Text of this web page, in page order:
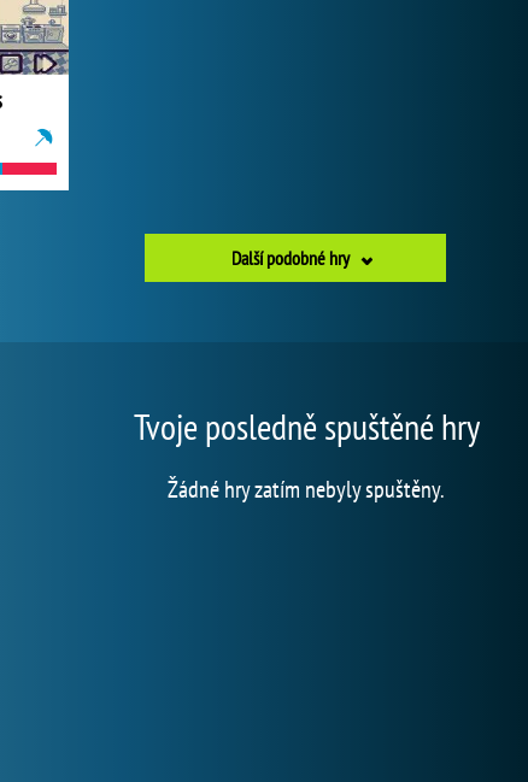
Další podobné hry
Tvoje posledně spuštěné hry
Žádné hry zatím nebyly spuštěny.